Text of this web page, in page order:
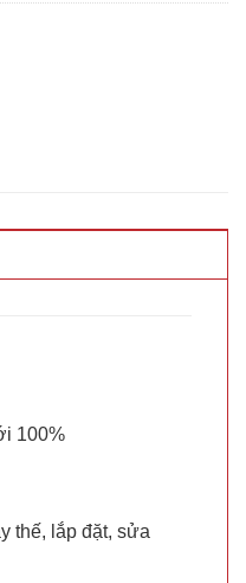
100%
thế, lắp đặt, sửa